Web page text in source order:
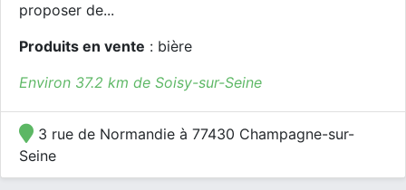
proposer de...
Produits en vente : bière
Environ 37.2 km de Soisy-sur-Seine
3 rue de Normandie à 77430 Champagne-sur-
Seine